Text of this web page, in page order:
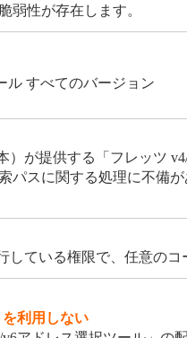
弱性が存在します。
ル すべてのバージョン
）が提供する「フレッツ
パスに関する処理に不備
ている権限で、任意のコ
を利用しない